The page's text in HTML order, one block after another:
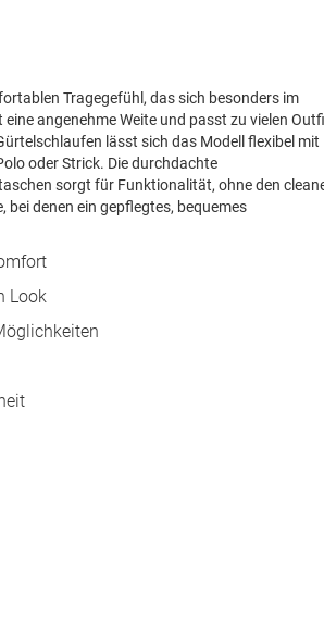
Tragegefühl, das sich besonders im
angenehme Weite und passt zu vielen
lässt sich das Modell flexibel mit
oder Strick. Die durchdachte
sorgt für Funktionalität, ohne den
bei denen ein gepflegtes, bequemes
Look